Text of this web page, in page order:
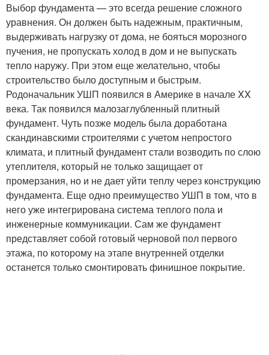
Выбор фундамента — это всегда решение сложного
уравнения. Он должен быть надежным, практичным,
выдерживать нагрузку от дома, не бояться морозного
пучения, не пропускать холод в дом и не выпускать
тепло наружу. При этом еще желательно, чтобы
строительство было доступным и быстрым.
Родоначальник УШП появился в Америке в начале XX
века. Так появился малозаглубленный плитный
фундамент. Чуть позже модель была доработана
скандинавскими строителями с учетом непростого
климата, и плитный фундамент стали возводить по слою
утеплителя, который не только защищает от
промерзания, но и не дает уйти теплу через конструкцию
фундамента. Еще одно преимущество УШП в том, что в
него уже интегрирована система теплого пола и
инженерные коммуникации. Сам же фундамент
представляет собой готовый черновой пол первого
этажа, по которому на этапе внутренней отделки
останется только смонтировать финишное покрытие.